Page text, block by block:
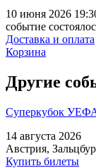
10 июня 2026
событие
Доставка и оплата
Корзина
Другие
Суперкубок
14 августа 2026
Австрия,
Купить билеты